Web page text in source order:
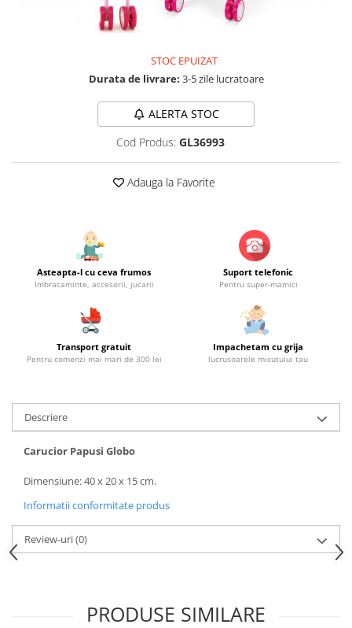
Jucarii si jocuri exterior
Masini, trenuri, avioane
Masinute Radiocomanda
Accesorii
Biciclete fara pedale
Role, patine cu rotile
Trotinete
STOC EPUIZAT
Durata de livrare: 3-5 zile lucratoare
ALERTA STOC
Cod Produs: GL36993
Adauga la Favorite
Asteapta-l cu ceva frumos
Imbracaminte, accesorii, jucarii
Suport telefonic
Pentru super-mamici
Transport gratuit
Pentru comenzi mai mari de 300 lei
Impachetam cu grija
lucrusoarele micutului tau
Descriere
Carucior Papusi Globo
Dimensiune: 40 x 20 x 15 cm.
Informatii conformitate produs
Review-uri(0)
PRODUSE SIMILARE